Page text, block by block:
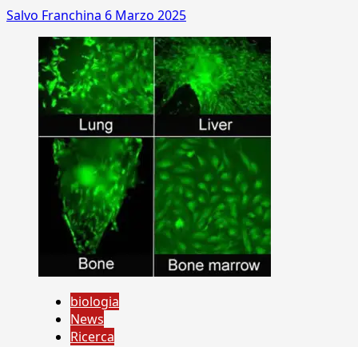
Salvo Franchina 6 Marzo 2025
biologia
News
Ricerca